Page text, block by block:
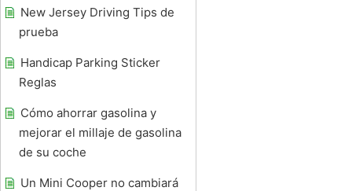
New Jersey Driving Tips de
prueba
Handicap Parking Sticker
Reglas
Cómo ahorrar gasolina y
mejorar el millaje de gasolina
de su coche
Un Mini Cooper no cambiará